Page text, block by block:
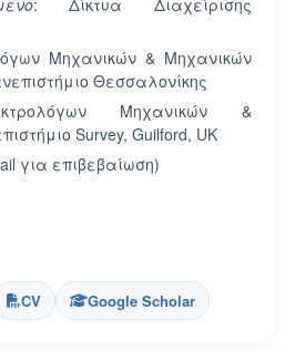
Μηχανικών & Μηχανικών
Θεσσαλονίκης
Μηχανικών &
Survey, Guilford, UK
για επιβεβαίωση)
CV Google Scholar